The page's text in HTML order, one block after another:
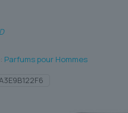
Parfums pour Hommes